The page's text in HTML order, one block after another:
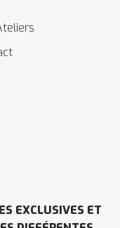
EXCLUSIVES ET